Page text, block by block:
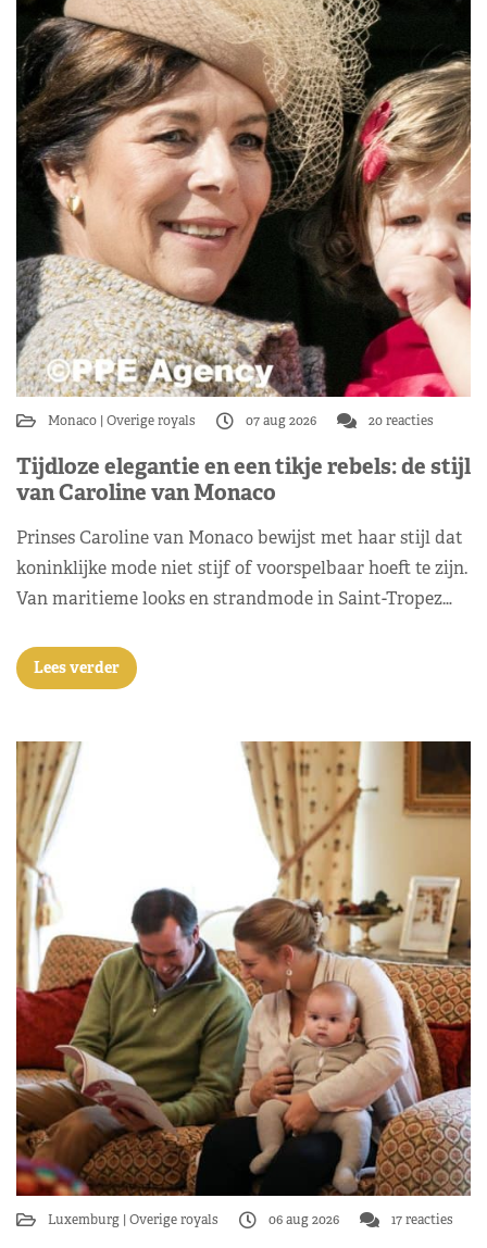
Monaco Overige royals 07 aug 2026 20 reacties
Tijdloze elegantie en een tikje rebels: de stijl
van Caroline van Monaco
Prinses Caroline van Monaco bewijst met haar stijl dat
koninklijke mode niet stijf of voorspelbaar hoeft te zijn.
Van maritieme looks en strandmode in Saint-Tropez…
Lees verder
Luxemburg Overige royals 06 aug 2026 17 reacties